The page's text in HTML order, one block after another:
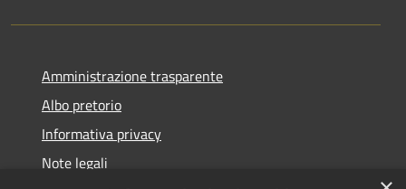
Amministrazione trasparente
Albo pretorio
Informativa privacy
Note legali